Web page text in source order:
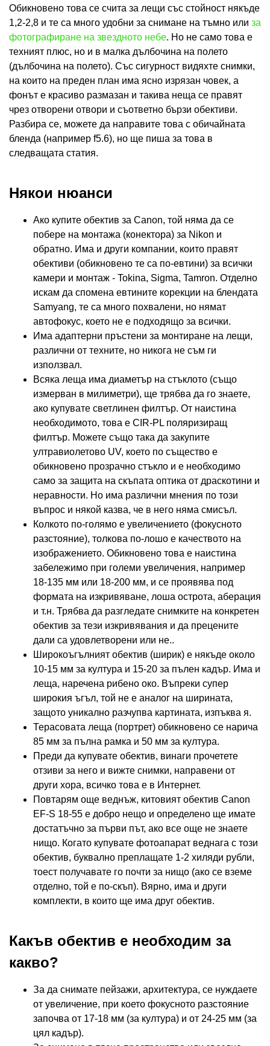
Обикновено това се счита за лещи със стойност някъде
1,2-2,8 и те са много удобни за снимане на тъмно или за
фотографиране на звездното небе. Но не само това е
техният плюс, но и в малка дълбочина на полето
(дълбочина на полето). Със сигурност видяхте снимки,
на които на преден план има ясно изрязан човек, а
фонът е красиво размазан и такива неща се правят
чрез отворени отвори и съответно бързи обективи.
Разбира се, можете да направите това с обичайната
бленда (например f5.6), но ще пиша за това в
следващата статия.
Някои нюанси
Ако купите обектив за Canon, той няма да се
побере на монтажа (конектора) за Nikon и
обратно. Има и други компании, които правят
обективи (обикновено те са по-евтини) за всички
камери и монтаж - Tokina, Sigma, Tamron. Отделно
искам да спомена евтините корекции на блендата
Samyang, те са много похвалени, но нямат
автофокус, което не е подходящо за всички.
Има адаптерни пръстени за монтиране на лещи,
различни от техните, но никога не съм ги
използвал.
Всяка леща има диаметър на стъклото (също
измерван в милиметри), ще трябва да го знаете,
ако купувате светлинен филтър. От наистина
необходимото, това е CIR-PL поляризиращ
филтър. Можете също така да закупите
ултравиолетово UV, което по същество е
обикновено прозрачно стъкло и е необходимо
само за защита на скъпата оптика от драскотини и
неравности. Но има различни мнения по този
въпрос и някой казва, че в него няма смисъл.
Колкото по-голямо е увеличението (фокусното
разстояние), толкова по-лошо е качеството на
изображението. Обикновено това е наистина
забележимо при големи увеличения, например
18-135 мм или 18-200 мм, и се проявява под
формата на изкривяване, лоша острота, аберация
и т.н. Трябва да разгледате снимките на конкретен
обектив за тези изкривявания и да прецените
дали са удовлетворени или не..
Широкоъгълният обектив (ширик) е някъде около
10-15 мм за култура и 15-20 за пълен кадър. Има и
леща, наречена рибено око. Въпреки супер
широкия ъгъл, той не е аналог на ширината,
защото уникално разчупва картината, изпъква я.
Терасовата леща (портрет) обикновено се нарича
85 мм за пълна рамка и 50 мм за култура.
Преди да купувате обектив, винаги прочетете
отзиви за него и вижте снимки, направени от
други хора, всичко това е в Интернет.
Повтарям още веднъж, китовият обектив Canon
EF-S 18-55 е добро нещо и определено ще имате
достатъчно за първи път, ако все още не знаете
нищо. Когато купувате фотоапарат веднага с този
обектив, буквално преплащате 1-2 хиляди рубли,
тоест получавате го почти за нищо (ако се вземе
отделно, той е по-скъп). Вярно, има и други
комплекти, в които ще има друг обектив.
Какъв обектив е необходим за
какво?
За да снимате пейзажи, архитектура, се нуждаете
от увеличение, при което фокусното разстояние
започва от 17-18 мм (за култура) и от 24-25 мм (за
цял кадър).